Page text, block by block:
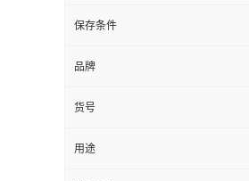
保存条件
品牌
货号
用途